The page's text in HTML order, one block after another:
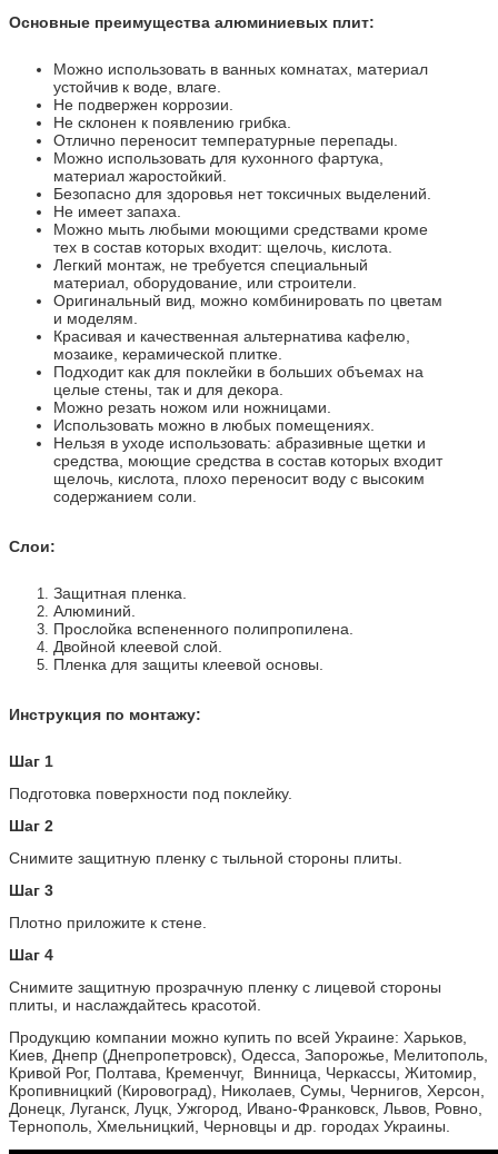
Основные преимущества алюминиевых плит:
Можно использовать в ванных комнатах, материал
устойчив к воде, влаге.
Не подвержен коррозии.
Не склонен к появлению грибка.
Отлично переносит температурные перепады.
Можно использовать для кухонного фартука,
материал жаростойкий.
Безопасно для здоровья нет токсичных выделений.
Не имеет запаха.
Можно мыть любыми моющими средствами кроме
тех в состав которых входит: щелочь, кислота.
Легкий монтаж, не требуется специальный
материал, оборудование, или строители.
Оригинальный вид, можно комбинировать по цветам
и моделям.
Красивая и качественная альтернатива кафелю,
мозаике, керамической плитке.
Подходит как для поклейки в больших объемах на
целые стены, так и для декора.
Можно резать ножом или ножницами.
Использовать можно в любых помещениях.
Нельзя в уходе использовать: абразивные щетки и
средства, моющие средства в состав которых входит
щелочь, кислота, плохо переносит воду с высоким
содержанием соли.
Слои:
Защитная пленка.
Алюминий.
Прослойка вспененного полипропилена.
Двойной клеевой слой.
Пленка для защиты клеевой основы.
Инструкция по монтажу:
Шаг 1
Подготовка поверхности под поклейку.
Шаг 2
Снимите защитную пленку с тыльной стороны плиты.
Шаг 3
Плотно приложите к стене.
Шаг 4
Снимите защитную прозрачную пленку с лицевой стороны
плиты, и наслаждайтесь красотой.
Продукцию компании можно купить по всей Украине: Харьков,
Киев, Днепр (Днепропетровск), Одесса, Запорожье, Мелитополь,
Кривой Рог, Полтава, Кременчуг, Винница, Черкассы, Житомир,
Кропивницкий (Кировоград), Николаев, Сумы, Чернигов, Херсон,
Донецк, Луганск, Луцк, Ужгород, Ивано-Франковск, Львов, Ровно,
Тернополь, Хмельницкий, Черновцы и др. городах Украины.